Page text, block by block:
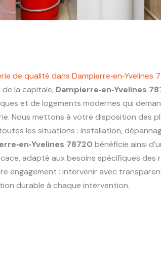
de qualité dans Dampierre‑en‑Yvelines
la capitale, Dampierre‑en‑Yvelines
et de logements modernes qui
Nous mettons à votre disposition des
les situations : installation,
78720 bénéficie ainsi
adapté aux besoins spécifiques des
engagement : intervenir avec
durable à chaque intervention.